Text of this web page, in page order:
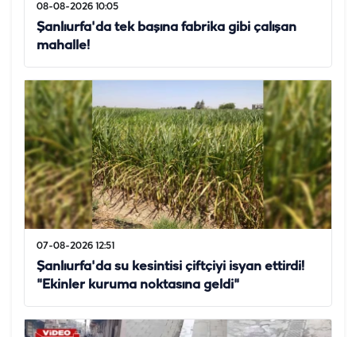
08-08-2026 10:05
Şanlıurfa'da tek başına fabrika gibi çalışan
mahalle!
07-08-2026 12:51
Şanlıurfa'da su kesintisi çiftçiyi isyan ettirdi!
"Ekinler kuruma noktasına geldi"